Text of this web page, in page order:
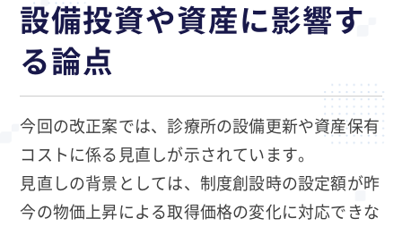
設備投資や資産に影響す
る論点
今回の改正案では、診療所の設備更新や資産保有
コストに係る見直しが示されています。
見直しの背景としては、制度創設時の設定額が昨
今の物価上昇による取得価格の変化に対応できな